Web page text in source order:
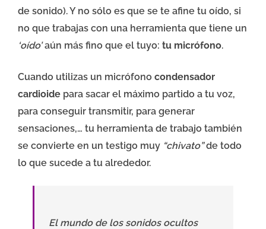
de sonido). Y no sólo es que se te afine tu oído, si
no que trabajas con una herramienta que tiene un
‘oído’aún más fino que el tuyo: tu micrófono.
Cuando utilizas un micrófono condensador
cardioide para sacar el máximo partido a tu voz,
para conseguir transmitir, para generar
sensaciones,… tu herramienta de trabajo también
se convierte en un testigo muy “chivato”de todo
lo que sucede a tu alrededor.
El mundo de los sonidos ocultos